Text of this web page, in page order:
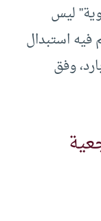
ليس
فيه استبدال
وفق